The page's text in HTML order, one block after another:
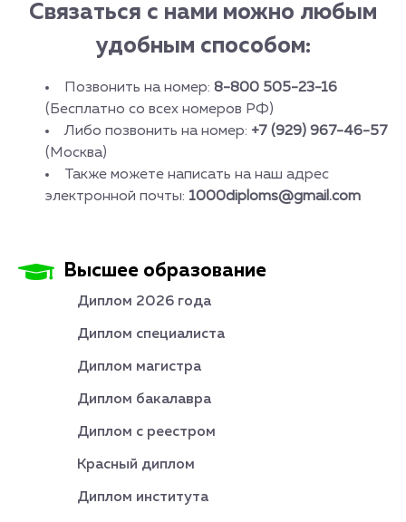
Связаться с нами можно любым
удобным способом:
Позвонить на номер: 8-800 505-23-16
(Бесплатно со всех номеров РФ)
Либо позвонить на номер: +7 (929) 967-46-57
(Москва)
Также можете написать на наш адрес
электронной почты: 1000diploms@gmail.com
Высшее образование
Диплом 2026 года
Диплом специалиста
Диплом магистра
Диплом бакалавра
Диплом с реестром
Красный диплом
Диплом института